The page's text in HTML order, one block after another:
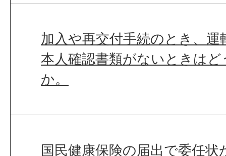
加入や再交付手続のとき、
本人確認書類がないときは
か。
国民健康保険の届出で委任